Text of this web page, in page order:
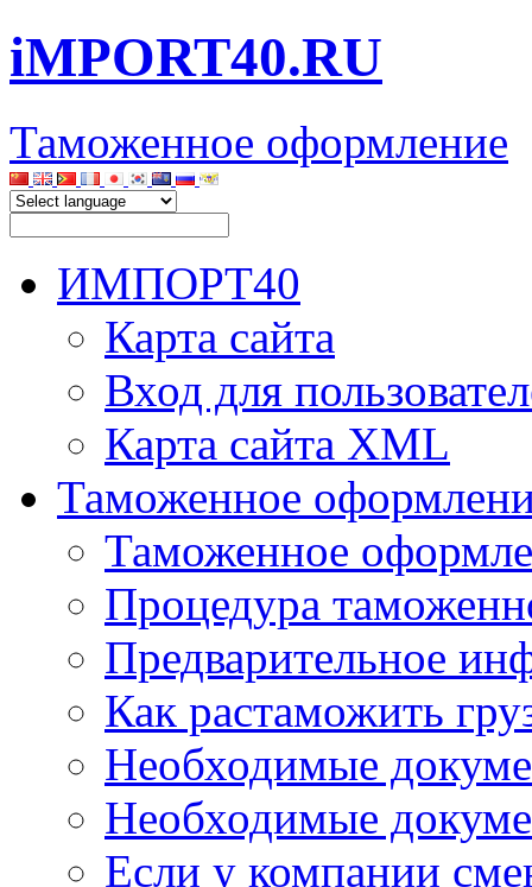
iMPORT40.RU
Таможенное оформление
ИМПОРТ40
Карта сайта
Вход для
Карта сайта XML
Таможенное
Таможенное
Процедура
Предварительное
Как растаможить
Необходимые
Необходимые
Если у компании